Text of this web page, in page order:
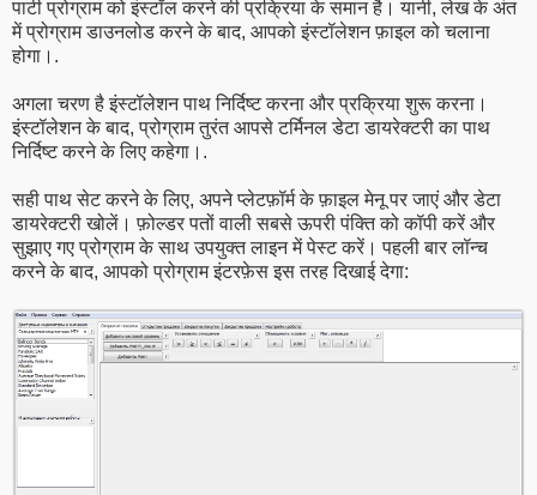
पार्टी प्रोग्राम को इंस्टॉल करने की प्रक्रिया के समान है। यानी, लेख के अंत
में प्रोग्राम डाउनलोड करने के बाद, आपको इंस्टॉलेशन फ़ाइल को चलाना
होगा।.
अगला चरण है इंस्टॉलेशन पाथ निर्दिष्ट करना और प्रक्रिया शुरू करना।
इंस्टॉलेशन के बाद, प्रोग्राम तुरंत आपसे टर्मिनल डेटा डायरेक्टरी का पाथ
निर्दिष्ट करने के लिए कहेगा।.
सही पाथ सेट करने के लिए, अपने प्लेटफ़ॉर्म के फ़ाइल मेनू पर जाएं और डेटा
डायरेक्टरी खोलें। फ़ोल्डर पतों वाली सबसे ऊपरी पंक्ति को कॉपी करें और
सुझाए गए प्रोग्राम के साथ उपयुक्त लाइन में पेस्ट करें। पहली बार लॉन्च
करने के बाद, आपको प्रोग्राम इंटरफ़ेस इस तरह दिखाई देगा: